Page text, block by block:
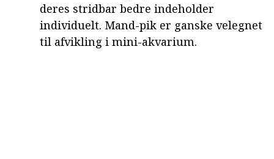
deres stridbar bedre indeholder
individuelt. Mand-pik er ganske velegnet
til afvikling i mini-akvarium.